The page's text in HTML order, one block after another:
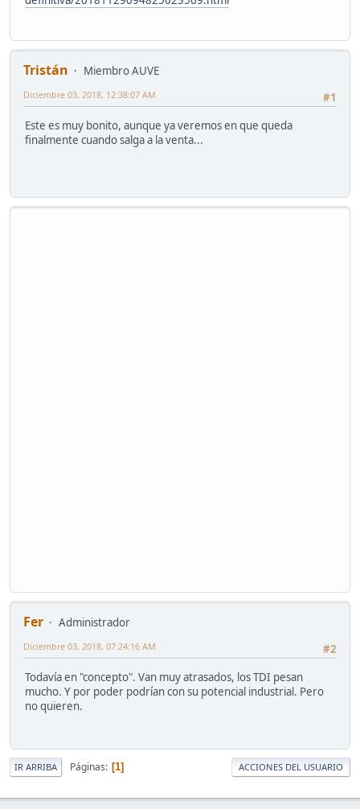
Tristán
Miembro AUVE
#1
Diciembre 03, 2018, 12:38:07 AM
Este es muy bonito, aunque ya veremos en que queda
finalmente cuando salga a la venta...
Fer
Administrador
#2
Diciembre 03, 2018, 07:24:16 AM
Todavía en "concepto". Van muy atrasados, los TDI pesan
mucho. Y por poder podrían con su potencial industrial. Pero
no quieren.
IR ARRIBA Páginas 1 ACCIONES DEL USUARIO